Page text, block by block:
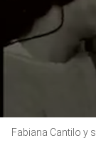
seconds
Fabiana Cantilo y